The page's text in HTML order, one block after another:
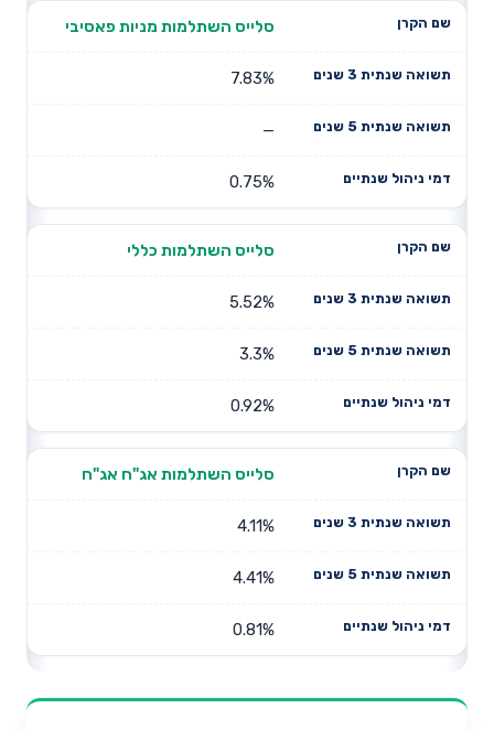
סלייס השתלמות מניות פאסיבי
7.83%
—
0.75%
סלייס השתלמות כללי
5.52%
3.3%
0.92%
סלייס השתלמות אג"ח אג"ח
4.11%
4.41%
0.81%